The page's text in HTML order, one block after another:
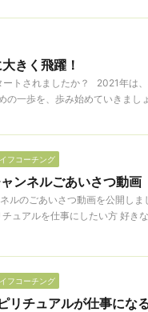
きく飛躍！
トされましたか？ 2021年は
一歩を、歩み始めていきまし
フコーチング
ンネルごあいさつ動画
ルのごあいさつ動画を公開し
ュアルを仕事にしたい方 好き
フコーチング
リチュアルが仕事にな